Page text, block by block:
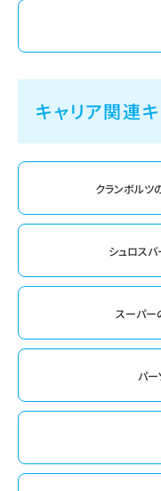
キャリア関連
クランボルツ
シュロスバ
スーパー
パ